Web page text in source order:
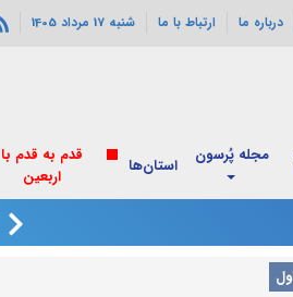
درباره ما ارتباط با ما شنبه 17 مرداد 1405
مجله پُرسون استان‌ها
قدم به قدم با
اربعین